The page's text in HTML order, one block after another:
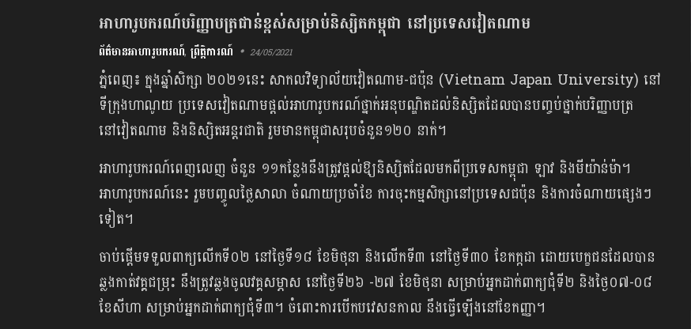
អាហារូបករណ៍បរិញ្ញាបត្រជាន់ខ្ពស់សម្រាប់និស្សិតកម្ពុជា នៅប្រទេសវៀតណាម
ព័ត៌មានអាហារូបករណ៍,ព្រឹត្តិការណ៍ 24/05/2021
ភ្នំពេញ៖ ក្នុងឆ្នាំសិក្សា ២០២១​​នេះ សាកលវិទ្យាល័យវៀតណាម-ជប៉ុន (Vietnam Japan University) នៅ
ទីក្រុងហាណូយ ប្រទេសវៀតណាម​ផ្ដល់អាហារូបករណ៍ថ្នាក់អនុបណ្ឌិតដល់និស្សិតដែលបានបញ្ចប់ថ្នាក់បរិញ្ញាបត្រ
នៅវៀតណាម និងនិស្សិតអន្តរជាតិ រួមមានកម្ពុជាសរុបចំនួន១២០ នាក់។
អាហារូបករណ៍ពេញលេញ ចំនួន ១១កន្លែងនឹងត្រូវផ្ដល់ឱ្យនិស្សិតដែលមកពីប្រទេសកម្ពុជា ឡាវ និងមីយ៉ាន់ម៉ា។
អាហារូបករណ៍នេះ រួមបញ្ចូលថ្លៃសាលា ចំណាយប្រចាំខែ ការចុះកម្មសិក្សានៅប្រទេសជប៉ុន និងការចំណាយផ្សេងៗ
ទៀត។
ចាប់ផ្ដើមទទួលពាក្យលើកទី០២ នៅថ្ងៃទី១៨ ខែមិថុនា និងលើកទី៣ នៅថ្ងៃទី៣០ ខែកក្កដា ដោយបេក្ខជនដែលបាន
ឆ្លងកាត់វគ្គជម្រុះ នឹងត្រូវឆ្លងចូលវគ្គសម្ភាស នៅថ្ងៃទី២៦ -២៧ ខែមិថុនា សម្រាប់អ្នកដាក់ពាក្យជុំទី២ និងថ្ងៃ០៧-០៨
ខែសីហា សម្រាប់អ្នកដាក់ពាក្យជុំទី៣។ ចំពោះការបើកបវេសនកាល នឹងធ្វើឡើងនៅខែកញ្ញា។